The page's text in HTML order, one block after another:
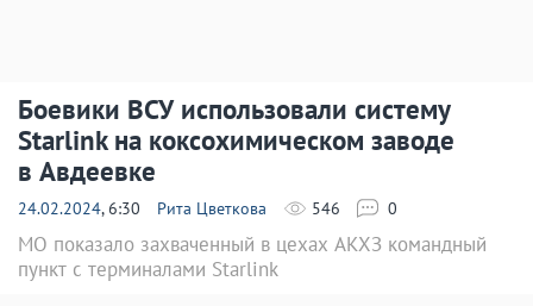
Боевики ВСУ использовали систему
Starlink на коксохимическом заводе
в Авдеевке
24.02.2024, 6:30 Рита Цветкова 546 0
МО показало захваченный в цехах АКХЗ командный
пункт с терминалами Starlink